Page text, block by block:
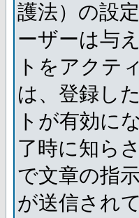
護法）の設
ーザーは与
トをアクテ
は、登録し
トが有効に
了時に知ら
で文章の指
が送信され